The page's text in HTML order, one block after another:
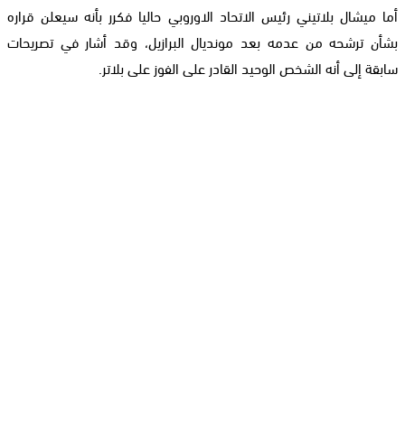
أما ميشال بلاتيني رئيس الاتحاد الاوروبي حاليا فكرر بأنه سيعلن قراره
بشأن ترشحه من عدمه بعد مونديال البرازيل، وقد أشار في تصريحات
سابقة إلى أنه الشخص الوحيد القادر على الفوز على بلاتر.